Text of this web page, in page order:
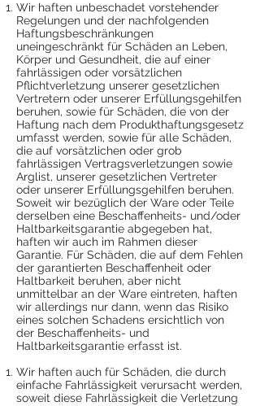
Wir haften unbeschadet vorstehender
Regelungen und der nachfolgenden
Haftungsbeschränkungen
uneingeschränkt für Schäden an Leben,
Körper und Gesundheit, die auf einer
fahrlässigen oder vorsätzlichen
Pflichtverletzung unserer gesetzlichen
Vertretern oder unserer Erfüllungsgehilfen
beruhen, sowie für Schäden, die von der
Haftung nach dem Produkthaftungsgesetz
umfasst werden, sowie für alle Schäden,
die auf vorsätzlichen oder grob
fahrlässigen Vertragsverletzungen sowie
Arglist, unserer gesetzlichen Vertreter
oder unserer Erfüllungsgehilfen beruhen.
Soweit wir bezüglich der Ware oder Teile
derselben eine Beschaffenheits- und/oder
Haltbarkeitsgarantie abgegeben hat,
haften wir auch im Rahmen dieser
Garantie. Für Schäden, die auf dem Fehlen
der garantierten Beschaffenheit oder
Haltbarkeit beruhen, aber nicht
unmittelbar an der Ware eintreten, haften
wir allerdings nur dann, wenn das Risiko
eines solchen Schadens ersichtlich von
der Beschaffenheits- und
Haltbarkeitsgarantie erfasst ist.
Wir haften auch für Schäden, die durch
einfache Fahrlässigkeit verursacht werden,
soweit diese Fahrlässigkeit die Verletzung